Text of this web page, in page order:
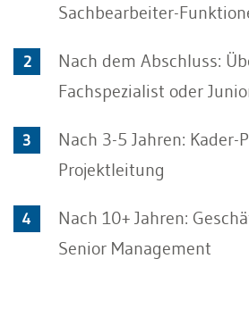
Sachbearbeiter-
Nach dem Abschluss:
Fachspezialist oder
Nach 3-5 Jahren: Kader-
Projektleitung
Nach 10+ Jahren:
Senior Management